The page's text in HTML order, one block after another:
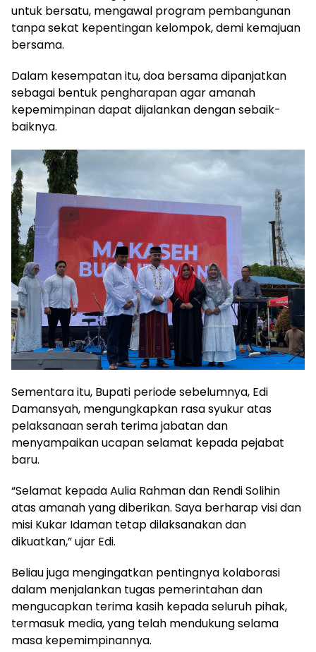
untuk bersatu, mengawal program pembangunan
tanpa sekat kepentingan kelompok, demi kemajuan
bersama.
Dalam kesempatan itu, doa bersama dipanjatkan
sebagai bentuk pengharapan agar amanah
kepemimpinan dapat dijalankan dengan sebaik-
baiknya.
Sementara itu, Bupati periode sebelumnya, Edi
Damansyah, mengungkapkan rasa syukur atas
pelaksanaan serah terima jabatan dan
menyampaikan ucapan selamat kepada pejabat
baru.
“Selamat kepada Aulia Rahman dan Rendi Solihin
atas amanah yang diberikan. Saya berharap visi dan
misi Kukar Idaman tetap dilaksanakan dan
dikuatkan,” ujar Edi.
Beliau juga mengingatkan pentingnya kolaborasi
dalam menjalankan tugas pemerintahan dan
mengucapkan terima kasih kepada seluruh pihak,
termasuk media, yang telah mendukung selama
masa kepemimpinannya.